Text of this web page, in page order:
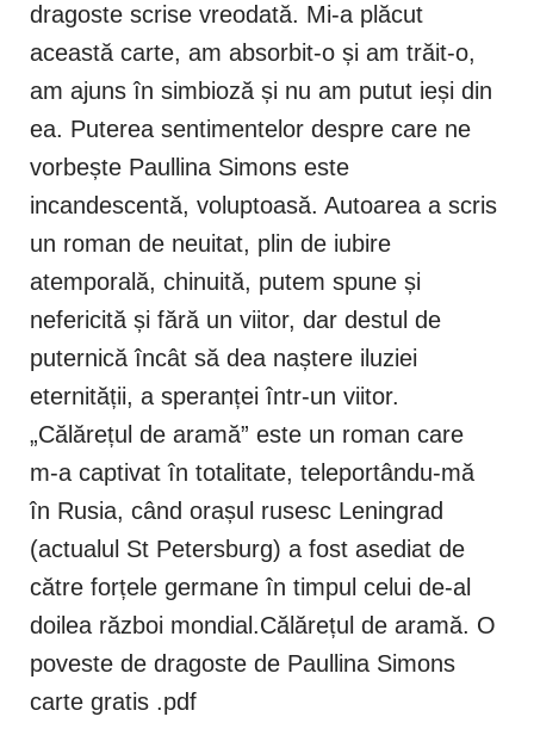
dragoste scrise vreodată. Mi-a plăcut
această carte, am absorbit-o și am trăit-o,
am ajuns în simbioză și nu am putut ieși din
ea. Puterea sentimentelor despre care ne
vorbește Paullina Simons este
incandescentă, voluptoasă. Autoarea a scris
un roman de neuitat, plin de iubire
atemporală, chinuită, putem spune și
nefericită și fără un viitor, dar destul de
puternică încât să dea naștere iluziei
eternității, a speranței într-un viitor.
„Călărețul de aramă” este un roman care
m-a captivat în totalitate, teleportându-mă
în Rusia, când orașul rusesc Leningrad
(actualul St Petersburg) a fost asediat de
către forțele germane în timpul celui de-al
doilea război mondial.Călărețul de aramă. O
poveste de dragoste de Paullina Simons
carte gratis .pdf